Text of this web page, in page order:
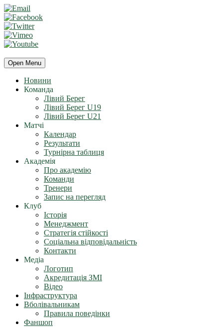
Open Menu
Новини
Команда
Лівий Берег
Лівий Берег U19
Лівий Берег U21
Матчі
Календар
Результати
Турнірна таблиця
Академія
Про академію
Команди
Тренери
Запис на перегляд
Клуб
Історія
Менеджмент
Стратегія стійкості
Соціальна відповідальність
Контакти
Медіа
Логотип
Акредитація ЗМІ
Відео
Інфраструктура
Вболівальникам
Правила поведінки
Фаншоп